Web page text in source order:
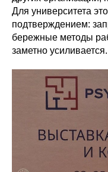
Для университета
подтверждением:
бережные методы
заметно усиливается.